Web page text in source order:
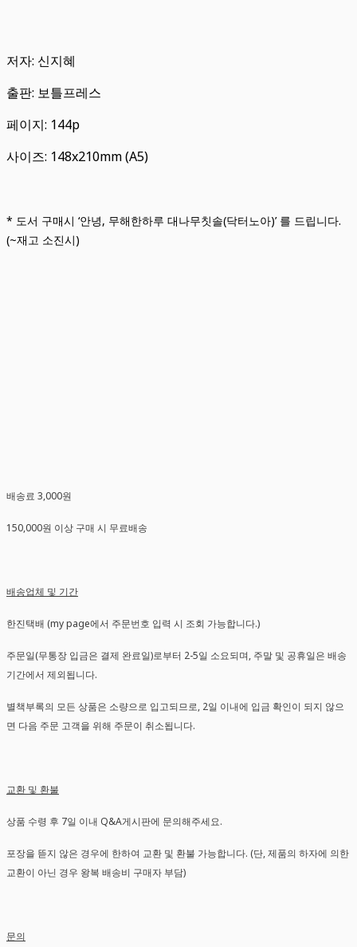
저자: 신지혜
출판: 보틀프레스
페이지: 144p
사이즈: 148x210mm (A5)
* 도서 구매시 ‘안녕, 무해한하루 대나무칫솔(닥터노아)’ 를 드립니다.
(~재고 소진시)
배송료 3,000원
150,000원 이상 구매 시 무료배송
배송업체 및 기간
한진택배 (my page에서 주문번호 입력 시 조회 가능합니다.)
주문일(무통장 입금은 결제 완료일)로부터 2-5일 소요되며, 주말 및 공휴일은 배송
기간에서 제외됩니다.
별책부록의 모든 상품은 소량으로 입고되므로, 2일 이내에 입금 확인이 되지 않으
면 다음 주문 고객을 위해 주문이 취소됩니다.
교환 및 환불
상품 수령 후 7일 이내 Q&A게시판에 문의해주세요.
포장을 뜯지 않은 경우에 한하여 교환 및 환불 가능합니다. (단, 제품의 하자에 의한
교환이 아닌 경우 왕복 배송비 구매자 부담)
문의